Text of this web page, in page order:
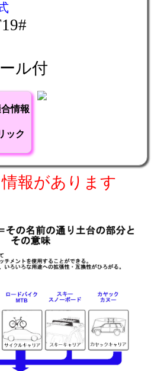
ル付
情報
ック
報があります